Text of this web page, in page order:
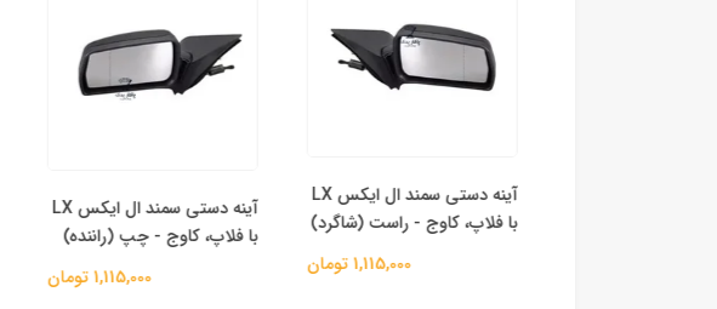
آینه دستی سمند ال ایکس LX
با فلاپ، کاوج - راست (شاگرد)
1,115,000 تومان
آینه دستی سمند ال ایکس LX
با فلاپ، کاوج - چپ (راننده)
1,115,000 تومان